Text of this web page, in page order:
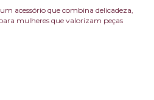
acessório que combina delicadeza,
mulheres que valorizam peças